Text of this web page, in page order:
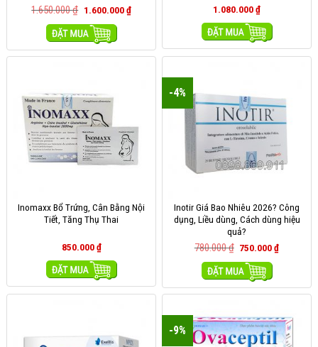
1.650.000₫ 1.600.000₫
MUA HÀNG
1.080.000₫
MUA HÀNG
Inomaxx Bổ Trứng, Cân Bằng Nội
Tiết, Tăng Thụ Thai
850.000₫
MUA HÀNG
-4%
Inotir Giá Bao Nhiêu 2026? Công
dụng, Liều dùng, Cách dùng hiệu
quả?
780.000₫ 750.000₫
MUA HÀNG
-9%